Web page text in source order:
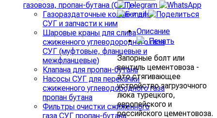
газовоза, пропан-бутана (СУГ)›
Газораздаточные колонки для
СУГ и запчасти к ним
Шаровые краны для слива
сжиженного углеводородного газа
СУГ (муфтовые, фланцевые и
межфланцевые)
Клапана для пропан-бутана
Насосы СУГ для перекачки
сжиженного углеводородного газа
пропан бутана
Фильтры очистки сжиженного
газа СУГ пропан-бутана
Описание
Печать
Запорные болт или
вентиль цементовоза -
это стягивающее
устройство загрузочного
люка турецкого,
европейского и
российского цементовоза.